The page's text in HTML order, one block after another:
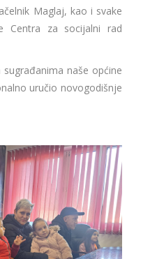
Maglaj, kao i svake
Centra za socijalni rad
naše općine
uručio novogodišnje